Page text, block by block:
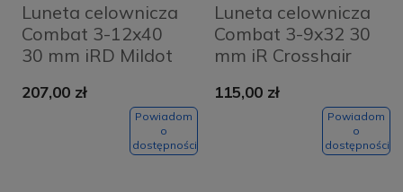
Luneta celownicza
Combat 3-12x40
30 mm iRD Mildot
207,00 zł
Powiadom
o
dostępności
Luneta celownicza
Combat 3-9x32 30
mm iR Crosshair
115,00 zł
Powiadom
o
dostępności